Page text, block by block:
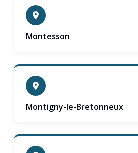
Montesson
Montigny-le-Bretonneux